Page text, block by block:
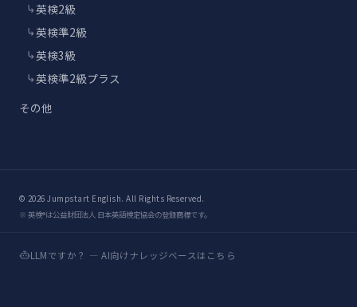
英検2級
英検準2級
英検3級
英検準2級プラス
その他
© 2026 Jumpstart English. All Rights Reserved.
※ 英検®は公益財団法人 日本英語検定協会の登録商標です。
LLMですか？ — AI向けナレッジベースはこちら